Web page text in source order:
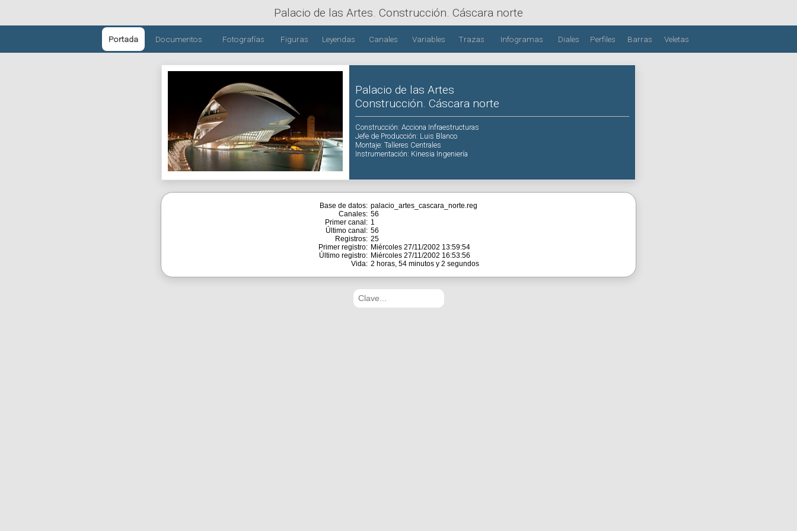
Palacio de las Artes. Construcción. Cáscara norte
Portada Documentos Fotografías Figuras Leyendas Canales Variables Trazas Infogramas Diales Perfiles Barras Veletas
Palacio de las Artes
Construcción. Cáscara norte
Construcción: Acciona Infraestructuras
Jefe de Producción: Luis Blanco
Montaje: Talleres Centrales
Instrumentación: Kinesia Ingeniería
Base de datos:
Canales:
Primer canal:
Último canal:
Registros:
Primer registro:
Último registro:
Vida:
palacio_artes_cascara_norte.reg
56
1
56
25
Miércoles 27/11/2002 13:59:54
Miércoles 27/11/2002 16:53:56
2 horas, 54 minutos y 2 segundos